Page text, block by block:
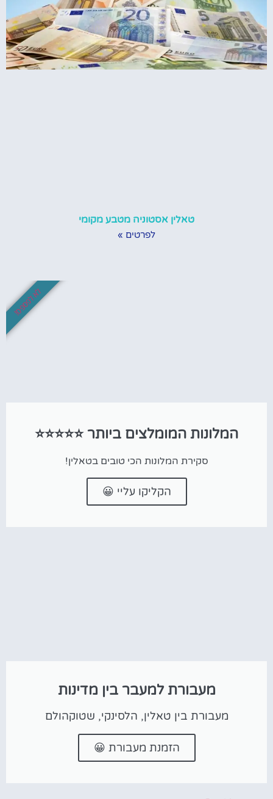
טאלין אסטוניה מטבע מקומי
לפרטים »
המלונות המומלצים ביותר ⭐⭐⭐⭐⭐
סקירת המלונות הכי טובים בטאלין!
הקליקו עליי 😀
לא לפספס!
מעבורת למעבר בין מדינות
מעבורת בין טאלין, הלסינקי, שטוקהולם
הזמנת מעבורת 😀